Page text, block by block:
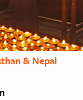
& Nepal